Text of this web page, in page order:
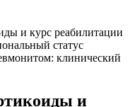
и курс реабилитации
статус
клинический
и